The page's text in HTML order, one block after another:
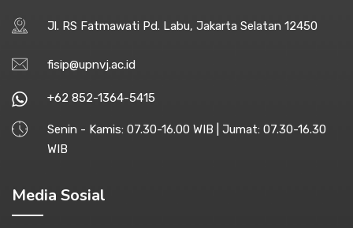
Jl. RS Fatmawati Pd. Labu, Jakarta Selatan 12450
fisip@upnvj.ac.id
+62 852-1364-5415
Senin - Kamis: 07.30-16.00 WIB | Jumat: 07.30-16.30
WIB
Media Sosial